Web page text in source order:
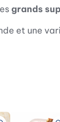
grands
et une